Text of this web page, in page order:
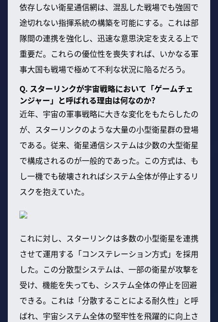
依存しない衛星通信網は、混乱した戦場でも強固で
途切れない指揮系統の構築を可能にする。これは部
隊間の連携を強化し、迅速な意思決定を支える上で
重要だ。これらの優位性を喪失すれば、いかなる軍
事大国も戦場で極めて不利な状況に陥るだろう。
Q. スターリンクが宇宙戦略において「ゲームチェ
ンジャー」と呼ばれる理由は何なのか?
近年、宇宙の軍事戦略に大きな変化をもたらしたの
が、スターリンクのような大量の小型衛星群の登場
である。従来、衛星通信システムは少数の大型衛星
で構成されるのが一般的であった。この方式は、も
し一機でも破壊されればシステム全体が停止するリ
スクを抱えていた。
これに対し、スターリンクは多数の小型衛星を連携
させて運用する「コンステレーション方式」を採用
した。この分散型システムは、一部の衛星が攻撃を
受け、機能を失っても、システム全体の停止を回避
できる。これは「分散することによる耐久性」と呼
ばれ、宇宙システム全体の堅牢性を飛躍的に向上さ